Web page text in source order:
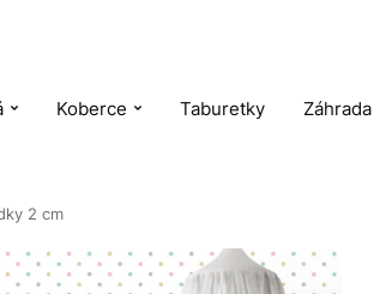
Koberce Taburetky Záhrada
2 cm